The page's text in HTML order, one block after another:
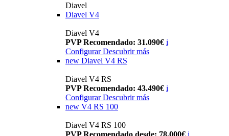
Diavel
Diavel V4
Diavel V4
PVP Recomendado: 31.090€ i
Configurar Descubrir más
new Diavel V4 RS
Diavel V4 RS
PVP Recomendado: 43.490€ i
Configurar Descubrir más
new V4 RS 100
Diavel V4 RS 100
PVP Recomendado desde: 78.000€ i